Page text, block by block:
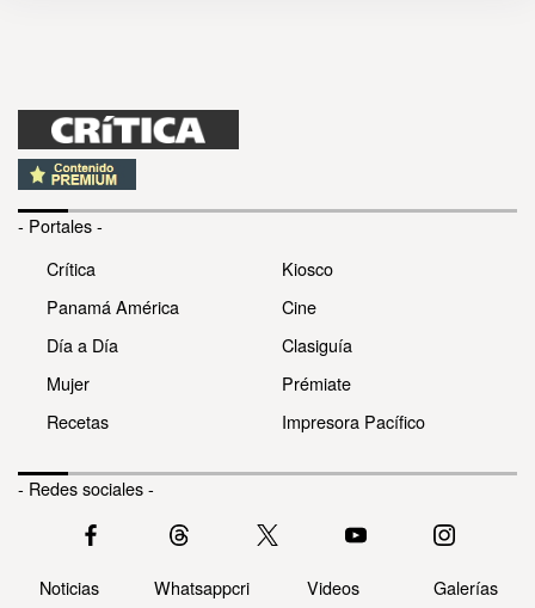
- Portales -
Crítica
Panamá América
Día a Día
Mujer
Recetas
Kiosco
Cine
Clasiguía
Prémiate
Impresora Pacífico
- Redes sociales -
Noticias Whatsappcri Videos Galerías